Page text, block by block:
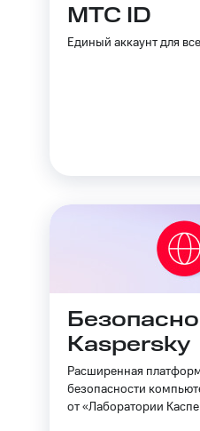
МТС ID
Единый аккаунт для
Kaspersky
Расширенная
безопасности
от «Лаборатории